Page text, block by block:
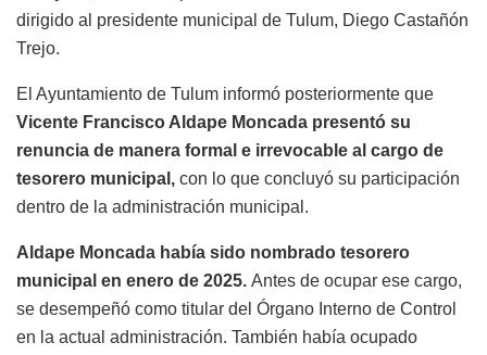
dirigido al presidente municipal de Tulum, Diego Castañón
Trejo.
El Ayuntamiento de Tulum informó posteriormente que
Vicente Francisco Aldape Moncada presentó su
renuncia de manera formal e irrevocable al cargo de
tesorero municipal, con lo que concluyó su participación
dentro de la administración municipal.
Aldape Moncada había sido nombrado tesorero
municipal en enero de 2025. Antes de ocupar ese cargo,
se desempeñó como titular del Órgano Interno de Control
en la actual administración. También había ocupado